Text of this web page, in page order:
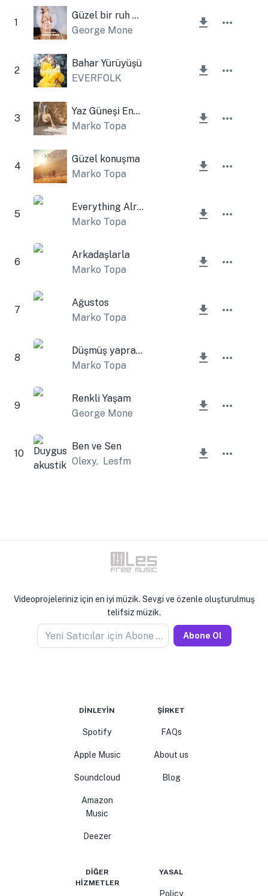
1
Güzel bir ruh hali
George Mone
2
Bahar Yürüyüşü
EVERFOLK
3
Yaz Güneşi Enstrümantal
Marko Topa
4
Güzel konuşma
Marko Topa
5
Everything Alright
Marko Topa
6
Arkadaşlarla
Marko Topa
7
Ağustos
Marko Topa
8
Düşmüş yapraklar
Marko Topa
9
Renkli Yaşam
George Mone
10
Ben ve Sen
Olexy, Lesfm
Videoprojeleriniz için en iyi müzik. Sevgi ve özenle oluşturulmuş
telifsiz müzik.
Yeni Satıcılar için Abone Olun Abone Ol
DINLEYIN
Spotify
Apple Music
Soundcloud
Amazon
Music
Deezer
ŞIRKET
FAQs
About us
Blog
DIĞER
HIZMETLER
YASAL
Policy